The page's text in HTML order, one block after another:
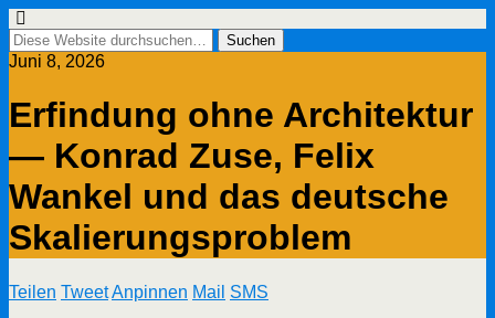
Juni 8, 2026
Erfindung ohne Architektur
— Konrad Zuse, Felix
Wankel und das deutsche
Skalierungsproblem
Teilen TweetAnpinnen Mail SMS